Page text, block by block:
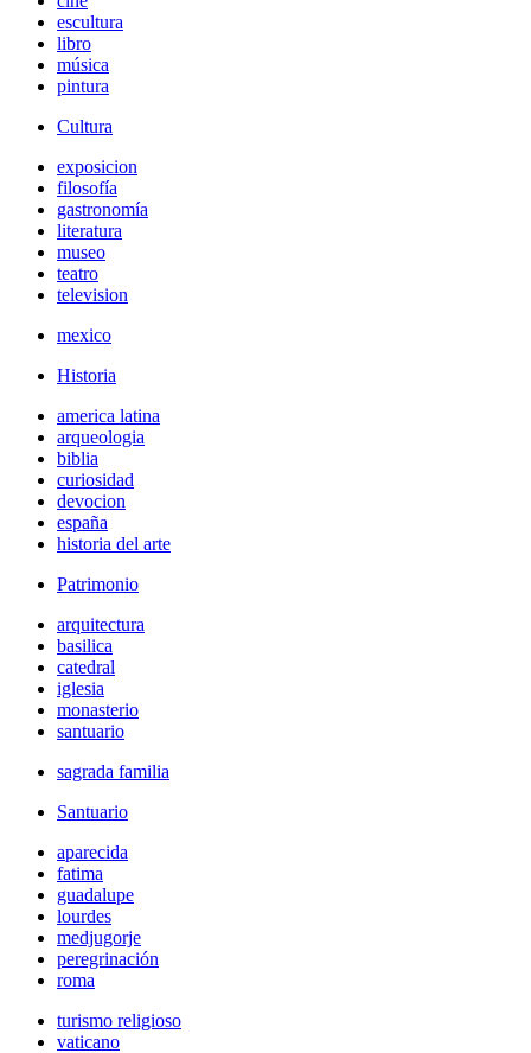
escultura
libro
música
pintura
Cultura
exposicion
filosofía
gastronomía
literatura
museo
teatro
television
mexico
Historia
america latina
arqueologia
biblia
curiosidad
devocion
españa
historia del arte
Patrimonio
arquitectura
basilica
catedral
iglesia
monasterio
santuario
sagrada familia
Santuario
aparecida
fatima
guadalupe
lourdes
medjugorje
peregrinación
roma
turismo religioso
vaticano